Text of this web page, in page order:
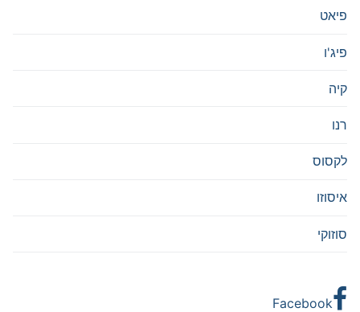
פיאט
פיג'ו
קיה
רנו
לקסוס
איסוזו
סוזוקי
Facebook